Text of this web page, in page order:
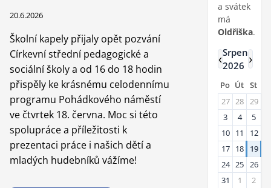
20.6.2026
Školní kapely přijaly opět pozvání
Církevní střední pedagogické a
sociální školy a od 16 do 18 hodin
přispěly ke krásnému celodennímu
programu Pohádkového náměstí
ve čtvrtek 18. června. Moc si této
spolupráce a příležitosti k
prezentaci práce i našich dětí a
mladých hudebníků vážíme!
a svátek
má
Oldřiška.
‹
Srpen
2026
›
Po Út St
27 28 29
3
4 5
10 11 12
17 18 19
24 25 26
31
1 2